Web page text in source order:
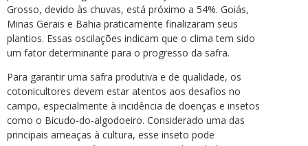
Grosso, devido às chuvas, está próximo a 54%. Goiás,
Minas Gerais e Bahia praticamente finalizaram seus
plantios. Essas oscilações indicam que o clima tem sido
um fator determinante para o progresso da safra.
Para garantir uma safra produtiva e de qualidade, os
cotonicultores devem estar atentos aos desafios no
campo, especialmente à incidência de doenças e insetos
como o Bicudo-do-algodoeiro. Considerado uma das
principais ameaças à cultura, esse inseto pode